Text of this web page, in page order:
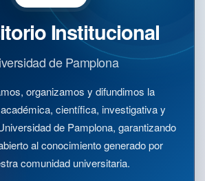
Institucional
de Pamplona
organizamos y difundimos la
científica, investigativa y
de Pamplona, garantizando
al conocimiento generado por
comunidad universitaria.